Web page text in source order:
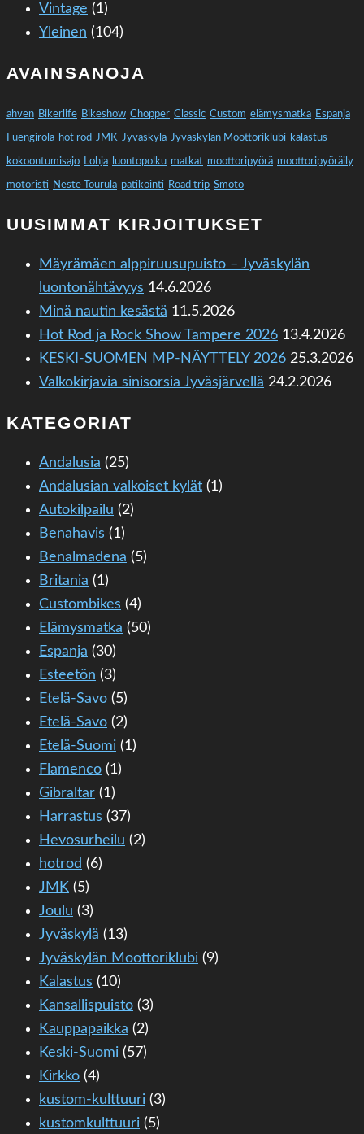
Vintage (1)
Yleinen (104)
AVAINSANOJA
ahven Bikerlife Bikeshow Chopper Classic Custom elämysmatka Espanja
Fuengirola hot rod JMK Jyväskylä Jyväskylän Moottoriklubi kalastus
kokoontumisajo Lohja luontopolku matkat moottoripyörä moottoripyöräily
motoristi Neste Tourula patikointi Road trip Smoto
UUSIMMAT KIRJOITUKSET
Mäyrämäen alppiruusupuisto – Jyväskylän
luontonähtävyys 14.6.2026
Minä nautin kesästä 11.5.2026
Hot Rod ja Rock Show Tampere 2026 13.4.2026
KESKI-SUOMEN MP-NÄYTTELY 2026 25.3.2026
Valkokirjavia sinisorsia Jyväsjärvellä 24.2.2026
KATEGORIAT
Andalusia (25)
Andalusian valkoiset kylät (1)
Autokilpailu (2)
Benahavis (1)
Benalmadena (5)
Britania (1)
Custombikes (4)
Elämysmatka (50)
Espanja (30)
Esteetön (3)
Etelä-Savo (5)
Etelä-Savo (2)
Etelä-Suomi (1)
Flamenco (1)
Gibraltar (1)
Harrastus (37)
Hevosurheilu (2)
hotrod (6)
JMK (5)
Joulu (3)
Jyväskylä (13)
Jyväskylän Moottoriklubi (9)
Kalastus (10)
Kansallispuisto (3)
Kauppapaikka (2)
Keski-Suomi (57)
Kirkko (4)
kustom-kulttuuri (3)
kustomkulttuuri (5)